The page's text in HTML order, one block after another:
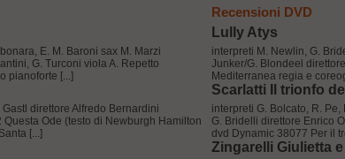
E. M. Baroni sax M. Marzi
G. Turconi viola A. Repetto
pianoforte [...]
direttore Alfredo Bernardini
Ode (testo di Newburgh Hamilton
[...]
Recensioni DVD
Lully Atys
interpreti M. Newlin, G.
Junker/G. Blondeel
Mediterranea regia e
Scarlatti Il trionfo
interpreti G. Bolcato, R.
G. Bridelli direttore Enrico
dvd Dynamic 38077 Per il
Zingarelli Giulietta